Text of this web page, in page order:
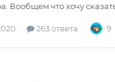
Вообщем что хочу
263 ответа 9